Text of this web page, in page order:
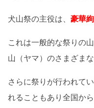
犬山祭の主役は、 豪華
これは一般的な祭りの
山（ヤマ）のさまざま
さらに祭りが行われて
れることもあり全国から